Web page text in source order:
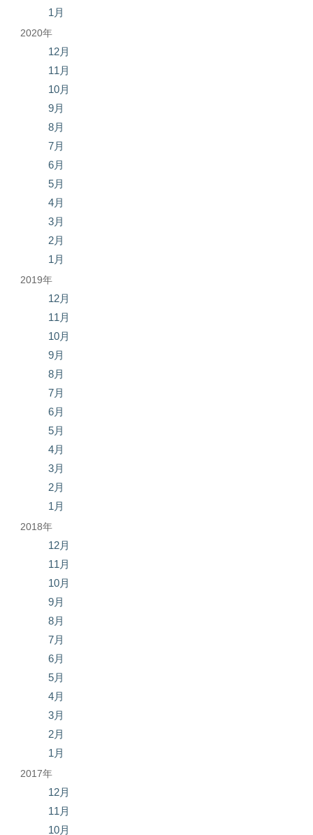
1月
2020年
12月
11月
10月
9月
8月
7月
6月
5月
4月
3月
2月
1月
2019年
12月
11月
10月
9月
8月
7月
6月
5月
4月
3月
2月
1月
2018年
12月
11月
10月
9月
8月
7月
6月
5月
4月
3月
2月
1月
2017年
12月
11月
10月